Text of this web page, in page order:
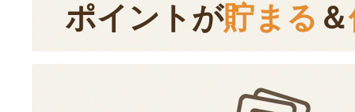
ポイントが貯まる ＆